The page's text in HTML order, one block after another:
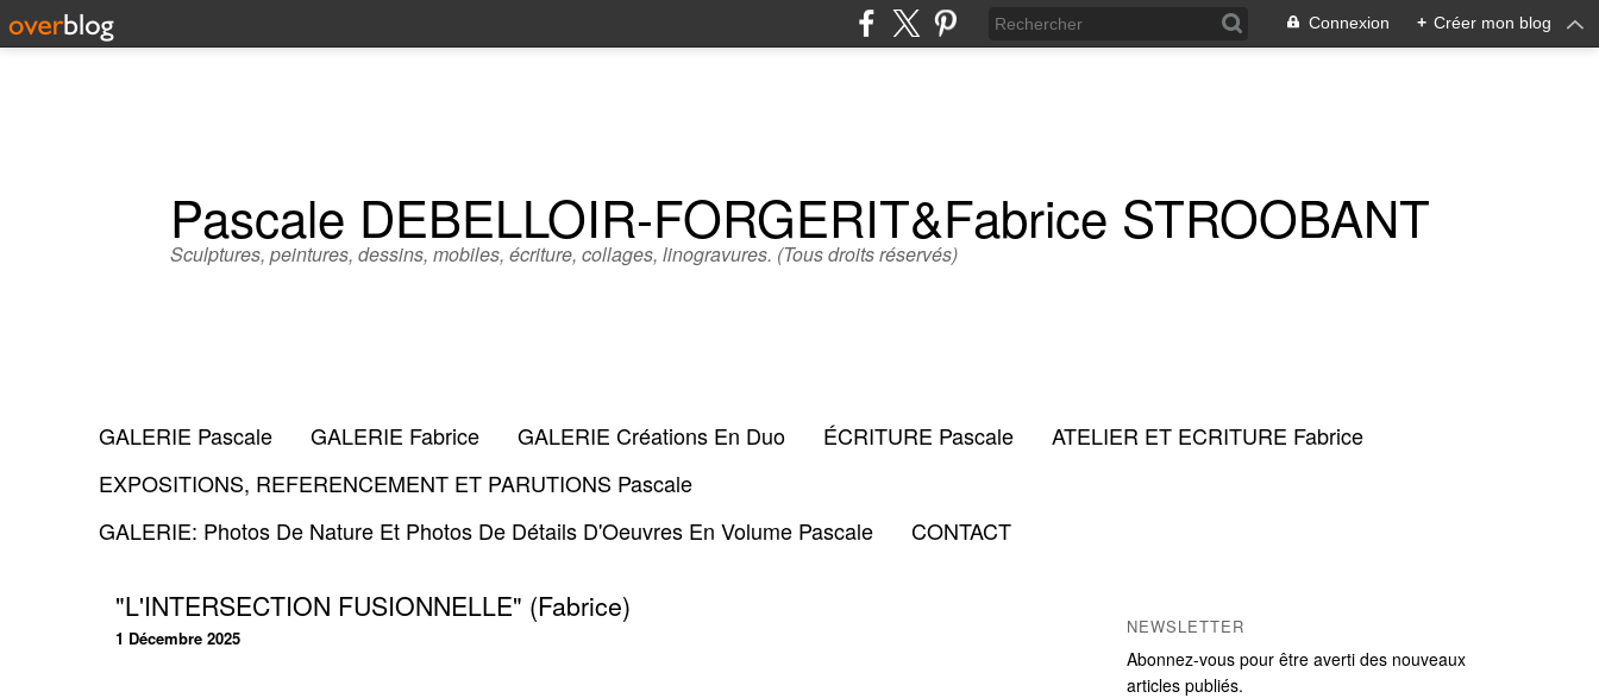
Connexion + Créer mon blog
Pascale DEBELLOIR-FORGERIT&Fabrice STROOBANT
Sculptures, peintures, dessins, mobiles, écriture, collages, linogravures. (Tous droits réservés)
GALERIE Pascale GALERIE Fabrice GALERIE Créations En Duo ÉCRITURE Pascale
ATELIER ET ECRITURE Fabrice
EXPOSITIONS, REFERENCEMENT ET PARUTIONS Pascale
GALERIE: Photos De Nature Et Photos De Détails D'Oeuvres En Volume Pascale
CONTACT
"L'INTERSECTION FUSIONNELLE" (Fabrice)
1 Décembre 2025
NEWSLETTER
Abonnez-vous pour être averti des nouveaux
articles publiés.